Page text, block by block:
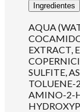
Ingredientes
AQUA
EXTRACT,
SULFITE,
TOLUENE-
AMINO-2-